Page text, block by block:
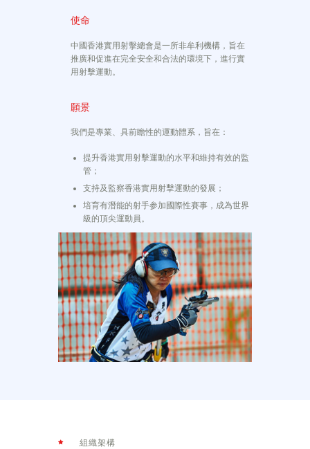
使命
中國香港實用射擊總會是一所非牟利機構，旨在
推廣和促進在完全安全和合法的環境下，進行實
用射擊運動。
願景
我們是專業、具前瞻性的運動體系，旨在：
提升香港實用射擊運動的水平和維持有效的監
管；
支持及監察香港實用射擊運動的發展；
培育有潛能的射手参加國際性賽事，成為世界
級的頂尖運動員。
組織架構